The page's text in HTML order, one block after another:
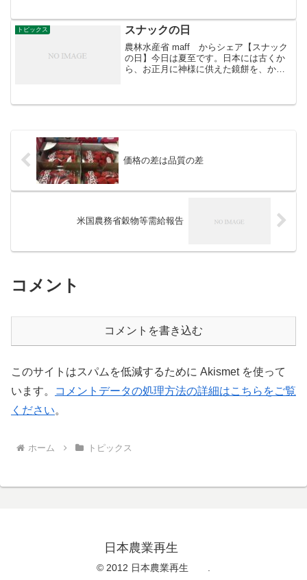
土壌デー
トピックス スナックの日
農林水産省 maff からシェア【スナック
の日】今日は夏至です。日本には古くか
ら、お正月に神様に供えた鏡餅を、かき
価格の差は品質の差
米国農務省穀物等需給報告
コメント
コメントを書き込む
このサイトはスパムを低減するために Akismet を使って
います。
コメントデータの処理方法の詳細はこちらをご覧
ください。
ホーム トピックス
日本農業再生
© 2012 日本農業再生 .